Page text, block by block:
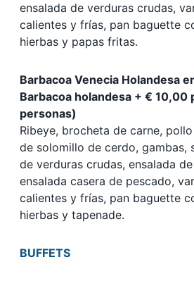
ensalada de verduras crudas,
calientes y frías, pan baguette
hierbas y papas fritas.
Barbacoa Venecia Holandesa
Barbacoa holandesa + € 10,00
personas)
Ribeye, brocheta de carne,
de solomillo de cerdo, gambas,
de verduras crudas, ensalada
ensalada casera de pescado,
calientes y frías, pan baguette
hierbas y tapenade.
BUFFETS